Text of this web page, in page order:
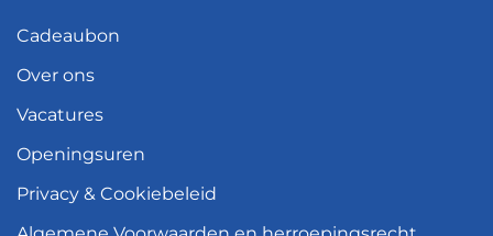
Cadeaubon
Over ons
Vacatures
Openingsuren
Privacy & Cookiebeleid